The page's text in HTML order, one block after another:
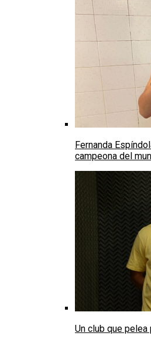
Fernanda
campeona del
Un club que pelea